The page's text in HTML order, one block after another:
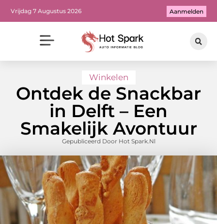
Vrijdag 7 Augustus 2026 Aanmelden
Winkelen
Ontdek de Snackbar
in Delft – Een
Smakelijk Avontuur
Gepubliceerd Door Hot Spark.nl